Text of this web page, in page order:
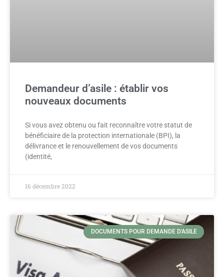
Demandeur d’asile : établir vos
nouveaux documents
Si vous avez obtenu ou fait reconnaître votre statut de
bénéficiaire de la protection internationale (BPI), la
délivrance et le renouvellement de vos documents
(identité,
16 décembre 2022
DOCUMENTS POUR DEMANDE D'ASILE